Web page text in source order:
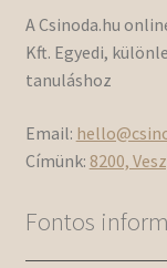
A Csinoda.hu
Kft. Egyedi,
tanuláshoz
Email:
Címünk: 8200,
Fontos